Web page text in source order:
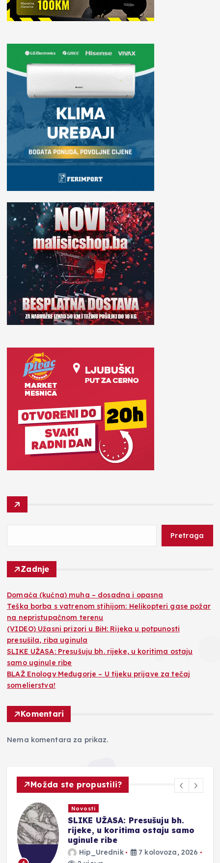
Pretraga
Zadnje
Domaća (kućna) muha – dosadna i opasna
Teška borba s vatrenom stihijom: Helikopteri gase požar
na nepristupačnom terenu
(VIDEO) Užasni prizori u BiH: Rijeka u potpunosti
presušila, riba uginula
SLIKE UŽASA: Presušuju bh. rijeke, u koritima ostaju
samo uginule ribe
BLAŽ Enology Međugorje – U tijeku prijave za tečaj
somelierstva!
Komentari
Nema komentara za prikaz.
Možda ste propustili?
Novosti
SLIKE UŽASA: Presušuju bh.
rijeke, u koritima ostaju samo
uginule ribe
Hip_Urednik
7 kolovoza, 2026